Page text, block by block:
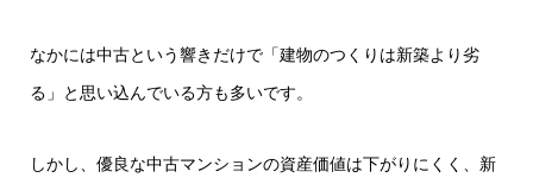
なかには中古という響きだけで「建物のつくりは新築より劣
る」と思い込んでいる方も多いです。
しかし、優良な中古マンションの資産価値は下がりにくく、新